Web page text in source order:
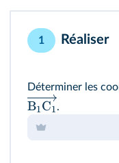
1 Réaliser
Déterminer les
B1C1.